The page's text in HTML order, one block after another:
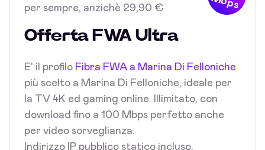
per sempre, anzichè 29,90 €
Offerta FWA Ultra
E' il profilo Fibra FWA a Marina Di Felloniche
più scelto a Marina Di Felloniche, ideale per
la TV 4K ed gaming online. Illimitato, con
download fino a 100 Mbps perfetto anche
per video sorveglianza.
Indirizzo IP pubblico statico incluso.